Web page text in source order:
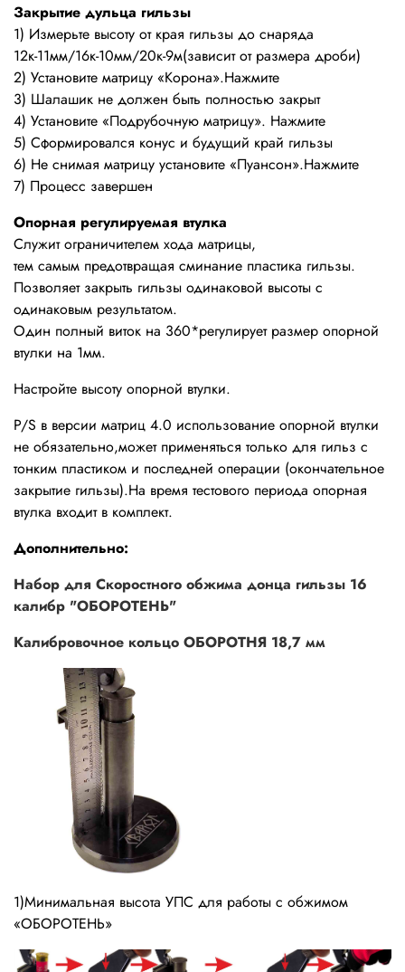
Закрытие дульца гильзы
1) Измерьте высоту от края гильзы до снаряда
12к-11мм/16к-10мм/20к-9м(зависит от размера дроби)
2) Установите матрицу «Корона».Нажмите
3) Шалашик не должен быть полностью закрыт
4) Установите «Подрубочную матрицу». Нажмите
5) Сформировался конус и будущий край гильзы
6) Не снимая матрицу установите «Пуансон».Нажмите
7) Процесс завершен
Опорная регулируемая втулка
Служит ограничителем хода матрицы,
тем самым предотвращая сминание пластика гильзы.
Позволяет закрыть гильзы одинаковой высоты с
одинаковым результатом.
Один полный виток на 360*регулирует размер опорной
втулки на 1мм.
Настройте высоту опорной втулки.
P/S в версии матриц 4.0 использование опорной втулки
не обязательно,может применяться только для гильз с
тонким пластиком и последней операции (окончательное
закрытие гильзы).На время тестового периода опорная
втулка входит в комплект.
Дополнительно:
Набор для Скоростного обжима донца гильзы 16
калибр "ОБОРОТЕНЬ"
Калибровочное кольцо ОБОРОТНЯ 18,7 мм
1)Минимальная высота УПС для работы с обжимом
«ОБОРОТЕНЬ»